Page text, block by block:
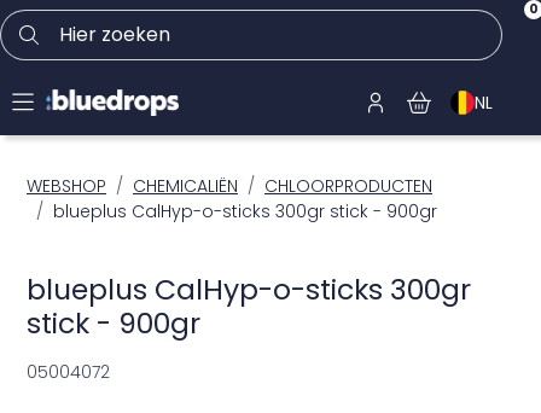
Hier zoeken 0
NL
WEBSHOP CHEMICALIËN
CHLOORPRODUCTEN
blueplus CalHyp-o-sticks 300gr stick - 900gr
blueplus CalHyp-o-sticks 300gr
stick - 900gr
05004072